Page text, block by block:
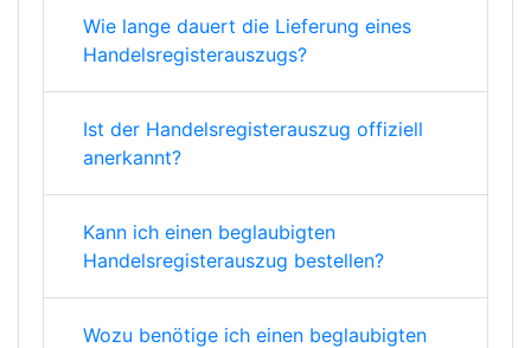
Wie lange dauert die Lieferung eines
Handelsregisterauszugs?
Ist der Handelsregisterauszug offiziell
anerkannt?
Kann ich einen beglaubigten
Handelsregisterauszug bestellen?
Wozu benötige ich einen beglaubigten